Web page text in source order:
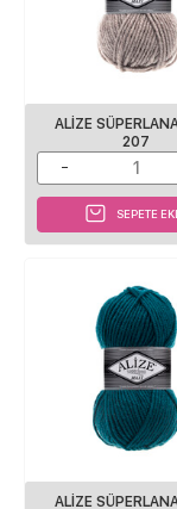
ALİZE
207
SEPETE
ALİZE